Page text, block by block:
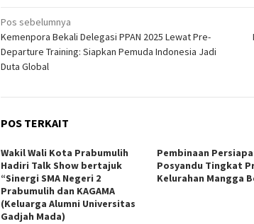
Navigasi
pos
Pos sebelumnya
Kemenpora Bekali Delegasi PPAN 2025 Lewat Pre-
Departure Training: Siapkan Pemuda Indonesia Jadi
Duta Global
POS TERKAIT
Wakil Wali Kota Prabumulih
Hadiri Talk Show bertajuk
“Sinergi SMA Negeri 2
Prabumulih dan KAGAMA
(Keluarga Alumni Universitas
Gadjah Mada)
Pembinaan
Posyandu Tingkat
Kelurahan Mangga